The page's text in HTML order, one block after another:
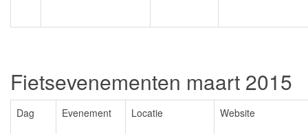
Fietsevenementen maart 2015
Dag Evenement Locatie Website